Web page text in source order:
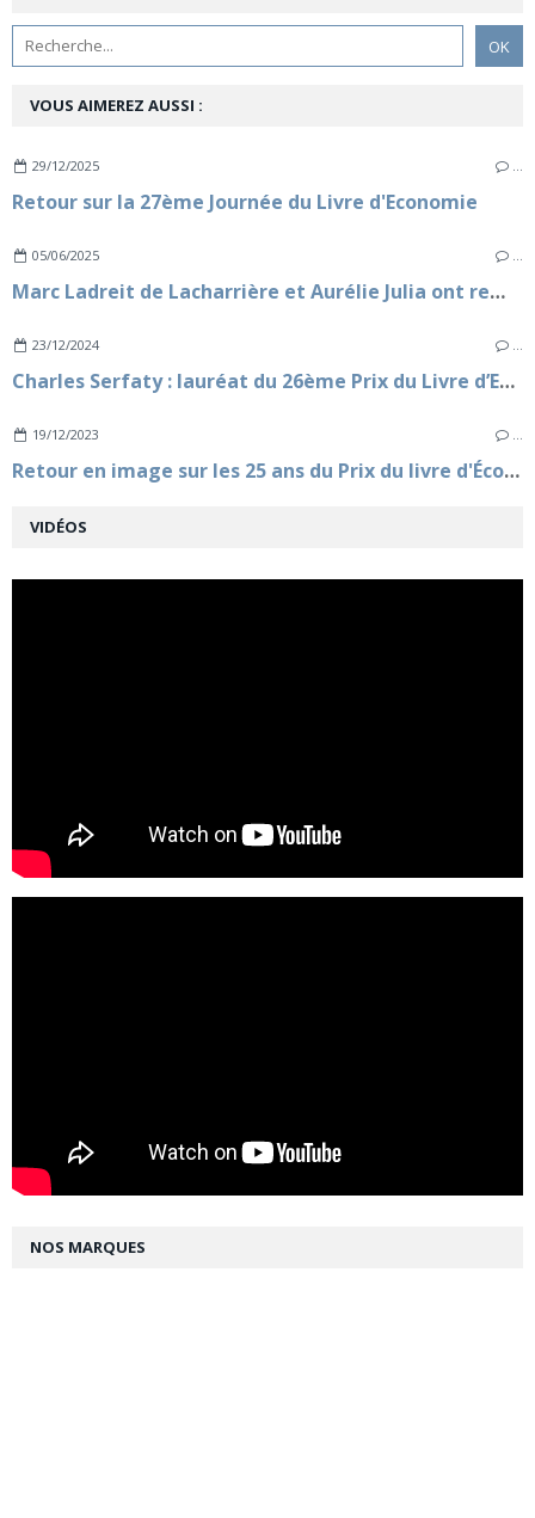
VOUS AIMEREZ AUSSI :
29/12/2025 …
Retour sur la 27ème Journée du Livre d'Economie
05/06/2025 …
Marc Ladreit de Lacharrière et Aurélie Julia ont remis le Prix de la Revue des Deux Mondes 2025, au talentueux lauréat Richard Malka
23/12/2024 …
Charles Serfaty : lauréat du 26ème Prix du Livre d’Economie
19/12/2023 …
Retour en image sur les 25 ans du Prix du livre d'Économie
VIDÉOS
NOS MARQUES